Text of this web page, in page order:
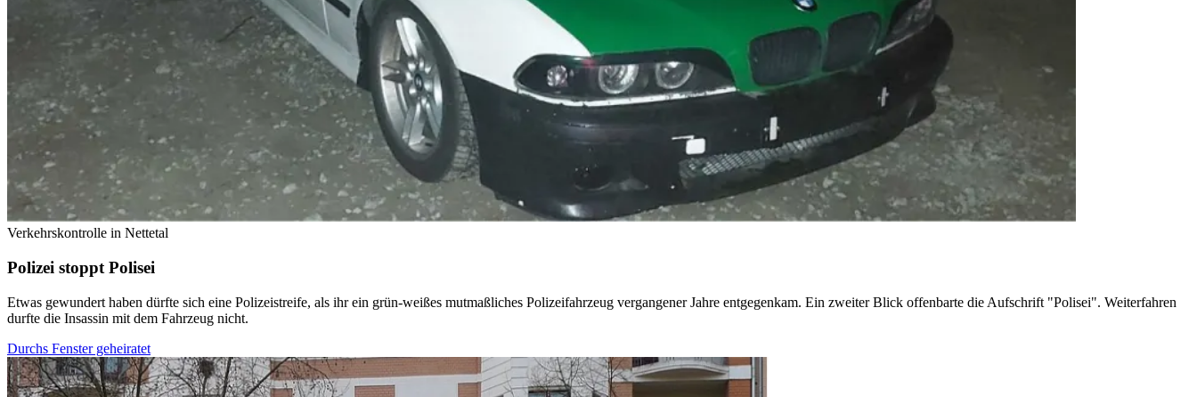
Verkehrskontrolle in Nettetal
Polizei stoppt Polisei
Etwas gewundert haben dürfte sich eine Polizeistreife, als ihr ein grün-weißes mutmaßliches Polizeifahrzeug vergangener Jahre entgegenkam. Ein zweiter Blick offenbarte die Aufschrift "Polisei". Weiterfahren
durfte die Insassin mit dem Fahrzeug nicht.
Durchs Fenster geheiratet